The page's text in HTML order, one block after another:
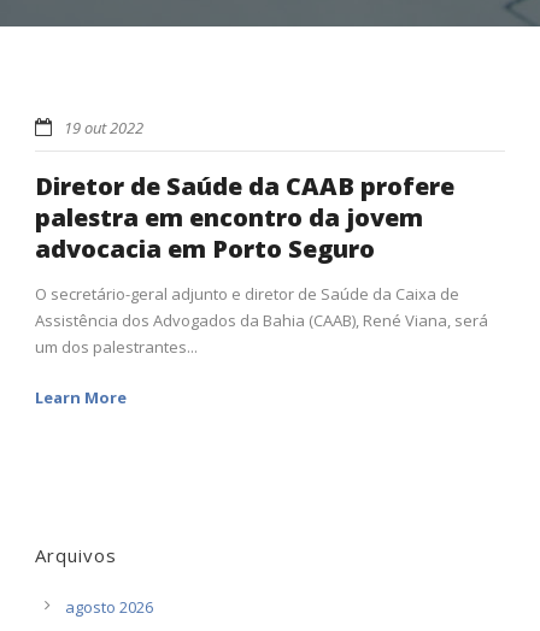
19 out 2022
Diretor de Saúde da CAAB profere
palestra em encontro da jovem
advocacia em Porto Seguro
O secretário-geral adjunto e diretor de Saúde da Caixa de
Assistência dos Advogados da Bahia (CAAB), René Viana, será
um dos palestrantes...
Learn More
Arquivos
agosto 2026